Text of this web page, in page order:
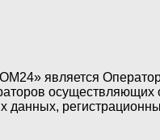
является
осуществляющих
данных,